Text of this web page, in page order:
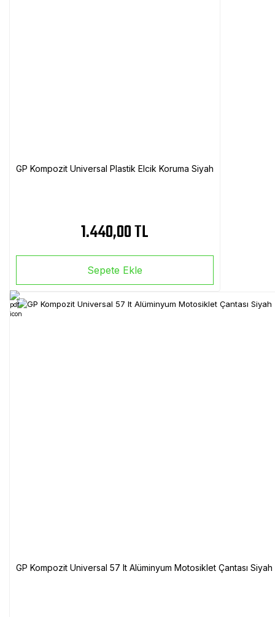
GP Kompozit Universal Plastik Elcik Koruma Siyah
1.440,00 TL
Sepete Ekle
GP Kompozit Universal 57 lt Alüminyum Motosiklet Çantası Siyah